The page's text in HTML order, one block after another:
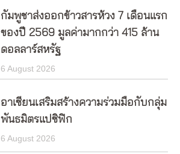
กัมพูชาส่งออกข้าวสารห้วง 7 เดือนแรก
ของปี 2569 มูลค่ามากกว่า 415 ล้าน
ดอลลาร์สหรัฐ
6 August 2026
อาเซียนเสริมสร้างความร่วมมือกับกลุ่ม
พันธมิตรแปซิฟิก
6 August 2026